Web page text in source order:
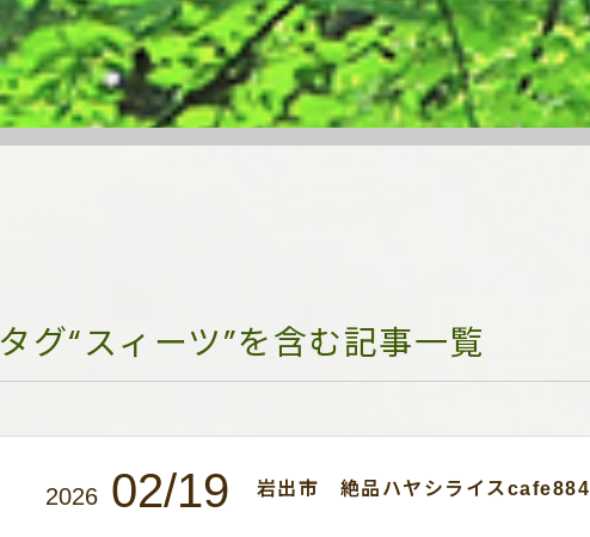
タグ“スィーツ”を含む記事一覧
2026 02/19 岩出市 絶品ハヤシライスcafe884